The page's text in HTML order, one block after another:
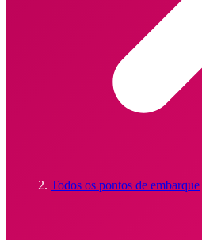
Todos os pontos de embarque